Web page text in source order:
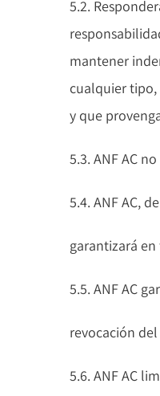
5.2.
mantener
cualquier tipo,
y que
5.3. ANF AC
5.4. ANF AC,
garantizará
5.5. ANF AC
revocación
5.6. ANF AC